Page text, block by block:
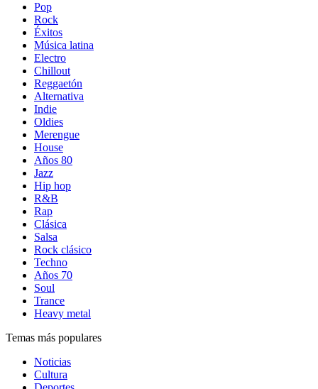
Pop
Rock
Éxitos
Música latina
Electro
Chillout
Reggaetón
Alternativa
Indie
Oldies
Merengue
House
Años 80
Jazz
Hip hop
R&B
Rap
Clásica
Salsa
Rock clásico
Techno
Años 70
Soul
Trance
Heavy metal
Temas más populares
Noticias
Cultura